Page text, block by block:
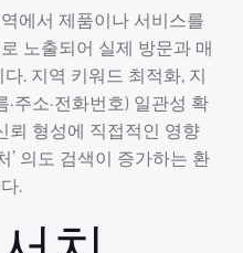
에서 제품이나 서비스를
노출되어 실제 방문과 매
. 지역 키워드 최적화, 지
·주소·전화번호) 일관성 확
뢰 형성에 직접적인 영향
’ 의도 검색이 증가하는 환
.